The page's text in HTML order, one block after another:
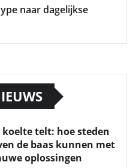
naar dagelijkse
koelte telt: hoe steden
de baas kunnen met
oplossingen